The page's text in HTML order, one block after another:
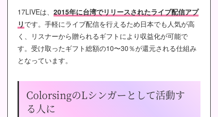
17LIVEは、 2015年に台湾でリリースされたライブ配信アプ
リ です。手軽にライブ配信を行えるため日本でも人気が高
く、リスナーから贈られるギフトにより収益化が可能で
す。受け取ったギフト総額の10〜30％が還元される仕組み
となっています。
ColorsingのLシンガーとして活動す
る人に